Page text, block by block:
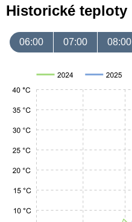
Historické teploty
06:00 07:00 08:00